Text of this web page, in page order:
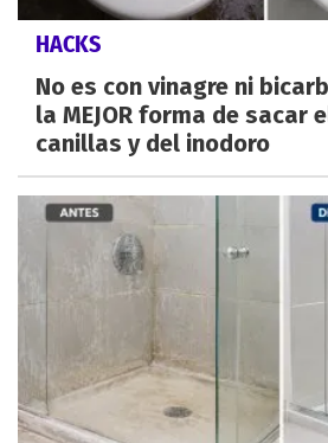
HACKS
No es con vinagre ni
la MEJOR forma de sacar
canillas y del inodoro